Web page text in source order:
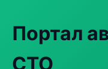
Портал
СТО